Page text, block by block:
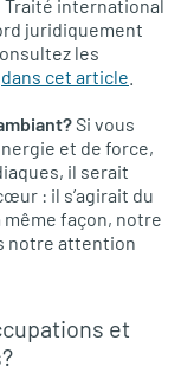
Traité international
juridiquement
les
dans cet article
Si vous
et de force,
il serait
: il s’agirait du
façon, notre
notre attention
et